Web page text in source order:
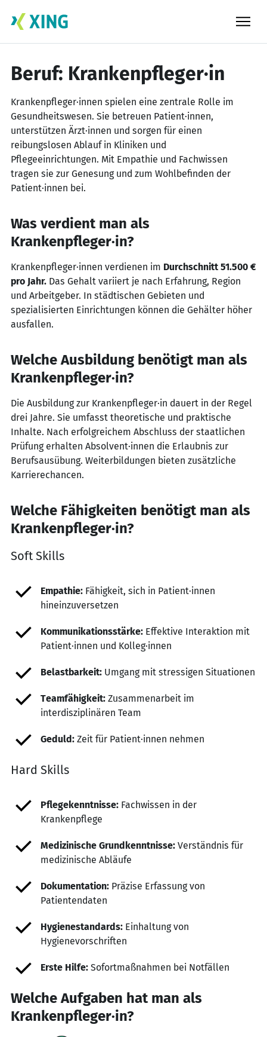
Beruf: Krankenpfleger·in
Krankenpfleger·innen spielen eine zentrale Rolle im
Gesundheitswesen. Sie betreuen Patient·innen,
unterstützen Ärzt·innen und sorgen für einen
reibungslosen Ablauf in Kliniken und
Pflegeeinrichtungen. Mit Empathie und Fachwissen
tragen sie zur Genesung und zum Wohlbefinden der
Patient·innen bei.
Was verdient man als
Krankenpfleger·in?
Krankenpfleger·innen verdienen im Durchschnitt 51.500 €
pro Jahr. Das Gehalt variiert je nach Erfahrung, Region
und Arbeitgeber. In städtischen Gebieten und
spezialisierten Einrichtungen können die Gehälter höher
ausfallen.
Welche Ausbildung benötigt man als
Krankenpfleger·in?
Die Ausbildung zur Krankenpfleger·in dauert in der Regel
drei Jahre. Sie umfasst theoretische und praktische
Inhalte. Nach erfolgreichem Abschluss der staatlichen
Prüfung erhalten Absolvent·innen die Erlaubnis zur
Berufsausübung. Weiterbildungen bieten zusätzliche
Karrierechancen.
Welche Fähigkeiten benötigt man als
Krankenpfleger·in?
Soft Skills
Empathie: Fähigkeit, sich in Patient·innen
hineinzuversetzen
Kommunikationsstärke: Effektive Interaktion mit
Patient·innen und Kolleg·innen
Belastbarkeit: Umgang mit stressigen Situationen
Teamfähigkeit: Zusammenarbeit im
interdisziplinären Team
Geduld: Zeit für Patient·innen nehmen
Hard Skills
Pflegekenntnisse: Fachwissen in der
Krankenpflege
Medizinische Grundkenntnisse: Verständnis für
medizinische Abläufe
Dokumentation: Präzise Erfassung von
Patientendaten
Hygienestandards: Einhaltung von
Hygienevorschriften
Erste Hilfe: Sofortmaßnahmen bei Notfällen
Welche Aufgaben hat man als
Krankenpfleger·in?